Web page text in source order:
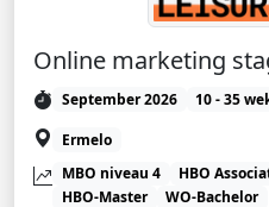
Online marketing
September 2026 10 - 35
Ermelo
MBO niveau 4
HBO
HBO-Master
WO-Bachelor